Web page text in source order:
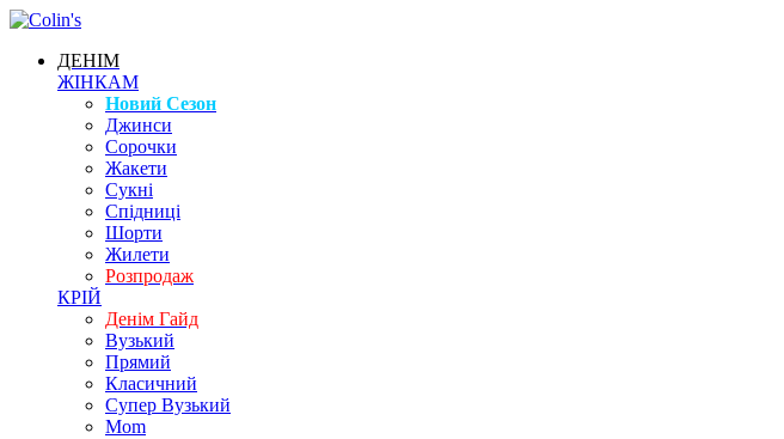
ДЕНІМ
ЖІНКАМ
Новий Сезон
Джинси
Сорочки
Жакети
Сукні
Спідниці
Шорти
Жилети
Розпродаж
КРІЙ
Денім Гайд
Вузький
Прямий
Класичний
Супер Вузький
Mom